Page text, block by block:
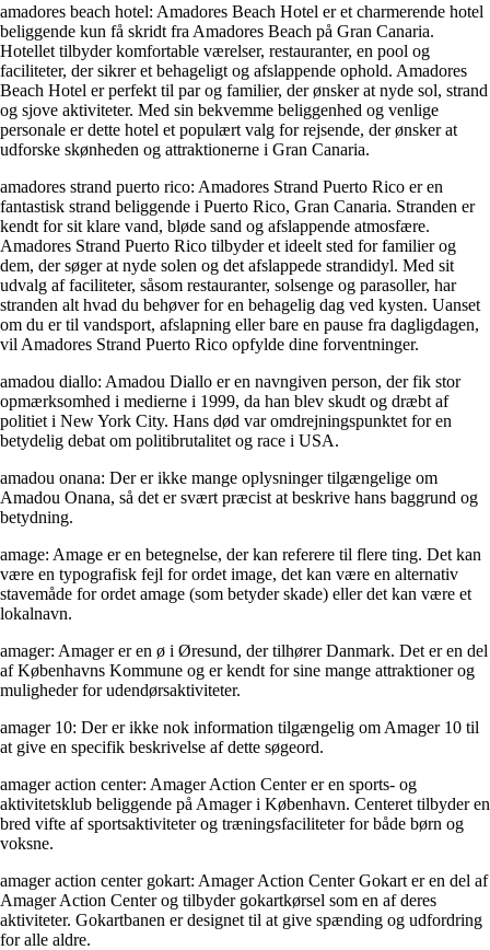
amadores beach hotel: Amadores Beach Hotel er et charmerende hotel
beliggende kun få skridt fra Amadores Beach på Gran Canaria.
Hotellet tilbyder komfortable værelser, restauranter, en pool og
faciliteter, der sikrer et behageligt og afslappende ophold. Amadores
Beach Hotel er perfekt til par og familier, der ønsker at nyde sol, strand
og sjove aktiviteter. Med sin bekvemme beliggenhed og venlige
personale er dette hotel et populært valg for rejsende, der ønsker at
udforske skønheden og attraktionerne i Gran Canaria.
amadores strand puerto rico: Amadores Strand Puerto Rico er en
fantastisk strand beliggende i Puerto Rico, Gran Canaria. Stranden er
kendt for sit klare vand, bløde sand og afslappende atmosfære.
Amadores Strand Puerto Rico tilbyder et ideelt sted for familier og
dem, der søger at nyde solen og det afslappede strandidyl. Med sit
udvalg af faciliteter, såsom restauranter, solsenge og parasoller, har
stranden alt hvad du behøver for en behagelig dag ved kysten. Uanset
om du er til vandsport, afslapning eller bare en pause fra dagligdagen,
vil Amadores Strand Puerto Rico opfylde dine forventninger.
amadou diallo: Amadou Diallo er en navngiven person, der fik stor
opmærksomhed i medierne i 1999, da han blev skudt og dræbt af
politiet i New York City. Hans død var omdrejningspunktet for en
betydelig debat om politibrutalitet og race i USA.
amadou onana: Der er ikke mange oplysninger tilgængelige om
Amadou Onana, så det er svært præcist at beskrive hans baggrund og
betydning.
amage: Amage er en betegnelse, der kan referere til flere ting. Det kan
være en typografisk fejl for ordet image, det kan være en alternativ
stavemåde for ordet amage (som betyder skade) eller det kan være et
lokalnavn.
amager: Amager er en ø i Øresund, der tilhører Danmark. Det er en del
af Københavns Kommune og er kendt for sine mange attraktioner og
muligheder for udendørsaktiviteter.
amager 10: Der er ikke nok information tilgængelig om Amager 10 til
at give en specifik beskrivelse af dette søgeord.
amager action center: Amager Action Center er en sports- og
aktivitetsklub beliggende på Amager i København. Centeret tilbyder en
bred vifte af sportsaktiviteter og træningsfaciliteter for både børn og
voksne.
amager action center gokart: Amager Action Center Gokart er en del af
Amager Action Center og tilbyder gokartkørsel som en af deres
aktiviteter. Gokartbanen er designet til at give spænding og udfordring
for alle aldre.